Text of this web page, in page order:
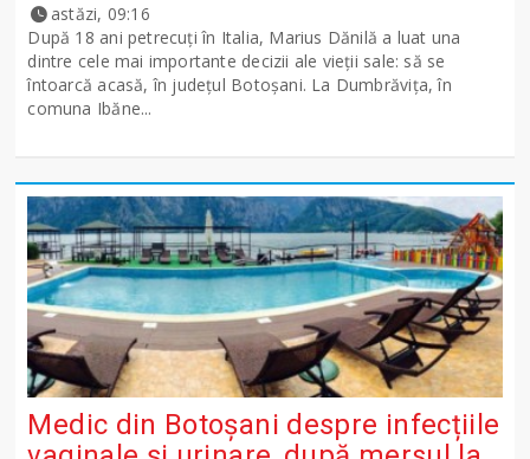
astăzi, 09:16
După 18 ani petrecuți în Italia, Marius Dănilă a luat una
dintre cele mai importante decizii ale vieții sale: să se
întoarcă acasă, în județul Botoșani. La Dumbrăvița, în
comuna Ibăne...
Medic din Botoșani despre infecțiile